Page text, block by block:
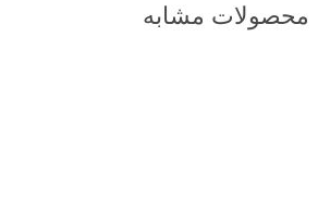
محصولات مشابه